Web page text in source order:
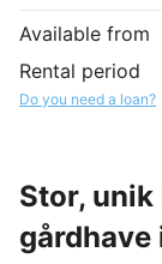
Available from
Rental period
Do you need a loan?
Stor,